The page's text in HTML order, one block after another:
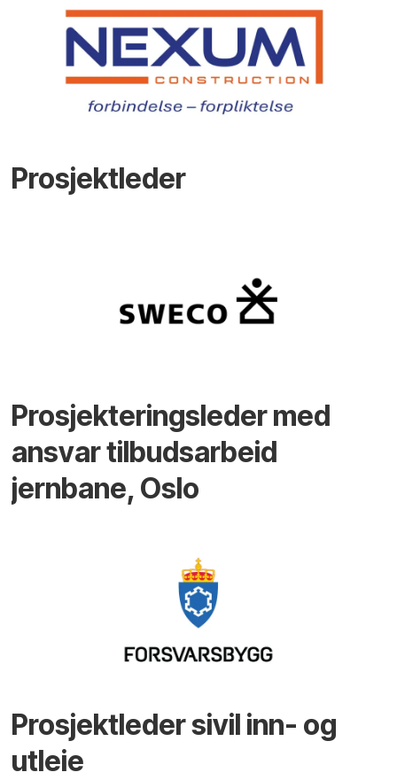
Prosjektleder
Prosjekteringsleder med
ansvar tilbudsarbeid
jernbane, Oslo
Prosjektleder sivil inn- og
utleie